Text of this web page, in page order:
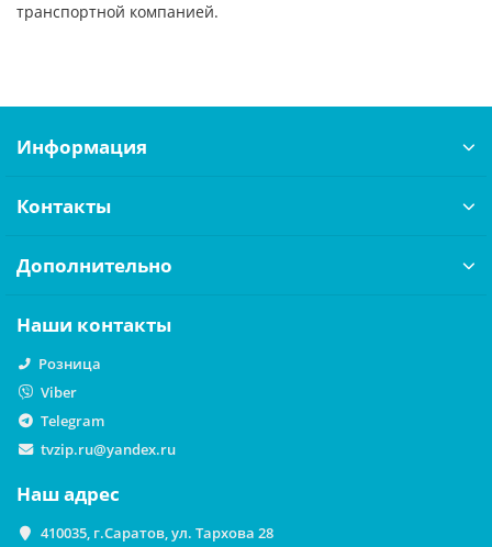
транспортной компанией.
Информация
Контакты
Дополнительно
Наши контакты
Розница
Viber
Telegram
tvzip.ru@yandex.ru
Наш адрес
410035, г.Саратов, ул. Тархова 28